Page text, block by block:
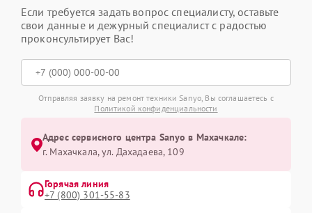
Если требуется задать вопрос специалисту, оставьте
свои данные и дежурный специалист с радостью
проконсультирует Вас!
Отправляя заявку на ремонт техники Sanyo, Вы соглашаетесь с
Политикой конфиденциальности
Адрес сервисного центра Sanyo в Махачкале:
г. Махачкала, ул. Дахадаева, 109
Горячая линия
+7 (800) 301-55-83